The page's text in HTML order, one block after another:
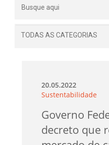
20.05.2022
Sustentabilidade
Governo
decreto que